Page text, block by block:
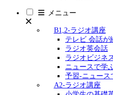
メニュー
B1,2-ラジオ講座
テレビ 会話が
ラジオ英会話
ラジオビジネ
ニュースで学
予習-ニュース
A2-ラジオ講座